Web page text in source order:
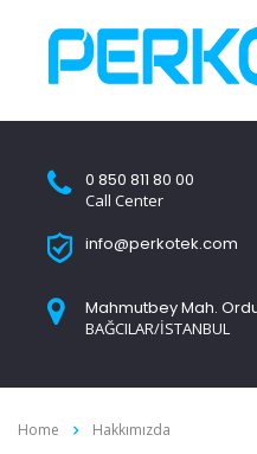
0 850 811 80 00
Call Center
info@perkotek.com
Mahmutbey Mah.
BAĞCILAR/İSTANBUL
Home Hakkımızda